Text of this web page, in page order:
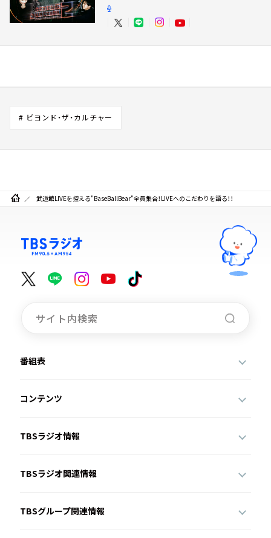
# ビヨンド・ザ・カルチャー
武道館LIVEを控える"BaseBallBear"全員集合！LIVEへのこだわりを語る！！
番組表
コンテンツ
TBSラジオ情報
TBSラジオ関連情報
TBSグループ関連情報